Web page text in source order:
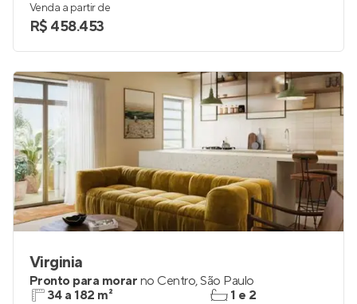
Venda a partir de
R$ 458.453
Virginia
Pronto para morar no Centro,São Paulo
34 a 182 m²
1 e 2